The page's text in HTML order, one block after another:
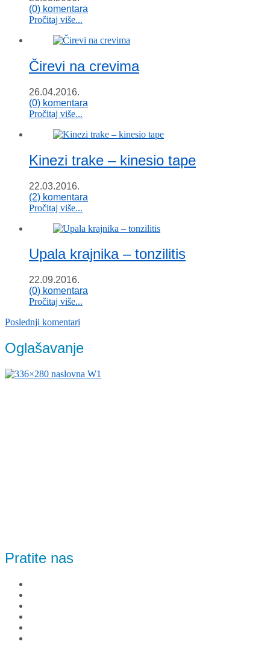
(0) komentara
Pročitaj više...
Čirevi na crevima
26.04.2016.
(0) komentara
Pročitaj više...
Kinezi trake – kinesio tape
22.03.2016.
(2) komentara
Pročitaj više...
Upala krajnika – tonzilitis
22.09.2016.
(0) komentara
Pročitaj više...
Poslednji komentari
Oglašavanje
Pratite nas